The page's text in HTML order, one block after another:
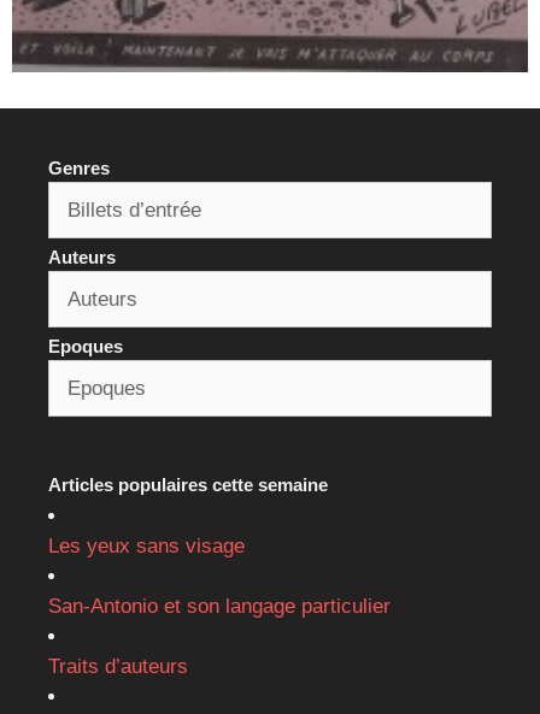
Genres
Auteurs
Epoques
Articles populaires cette semaine
Les yeux sans visage
San-Antonio et son langage particulier
Traits d’auteurs